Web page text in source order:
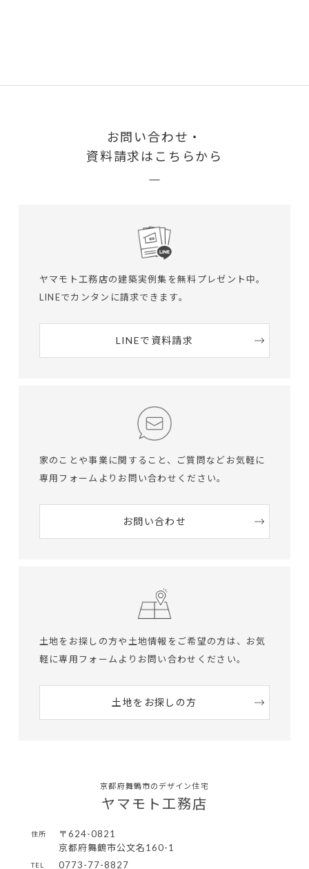
お問い合わせ・
資料請求はこちらから
ヤマモト工務店の建築実例集を無料プレゼント中。
LINEでカンタンに請求できます。
LINEで資料請求
家のことや事業に関すること、ご質問など お気軽に
専用フォームよりお問い合わせください。
お問い合わせ
土地をお探しの方や土地情報をご希望の方は、 お気
軽に専用フォームよりお問い合わせください。
土地をお探しの方
京都府舞鶴市のデザイン住宅
ヤマモト工務店
住所
〒624-0821
京都府舞鶴市公文名160-1
TEL 0773-77-8827